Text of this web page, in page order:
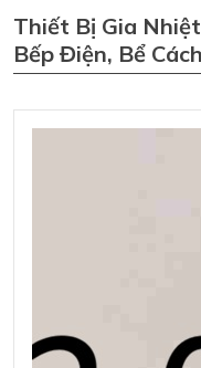
Thiết Bị Gia
Bếp Điện, Bể